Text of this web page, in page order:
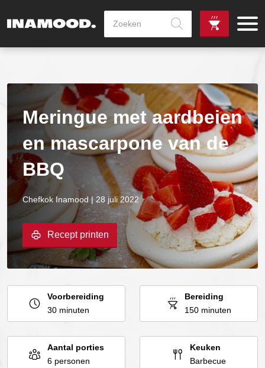
leverdag
mogelijk
vanaf €100,-
Meringue met aardbeien
en mascarpone van de
BBQ
Chefkok Inamood | 28 juli 2022
Recept printen
Voorbereiding
30 minuten
Bereiding
150 minuten
Aantal porties
6 personen
Keuken
Barbecue